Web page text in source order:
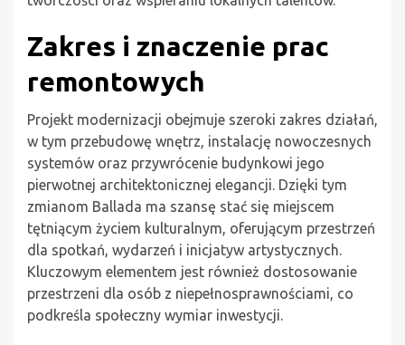
Zakres i znaczenie prac
remontowych
Projekt modernizacji obejmuje szeroki zakres działań,
w tym przebudowę wnętrz, instalację nowoczesnych
systemów oraz przywrócenie budynkowi jego
pierwotnej architektonicznej elegancji. Dzięki tym
zmianom Ballada ma szansę stać się miejscem
tętniącym życiem kulturalnym, oferującym przestrzeń
dla spotkań, wydarzeń i inicjatyw artystycznych.
Kluczowym elementem jest również dostosowanie
przestrzeni dla osób z niepełnosprawnościami, co
podkreśla społeczny wymiar inwestycji.